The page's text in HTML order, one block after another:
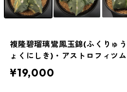
複隆碧瑠璃鸞鳳玉錦(ふくりゅ
ょくにしき)・アストロフィツ
¥19,000